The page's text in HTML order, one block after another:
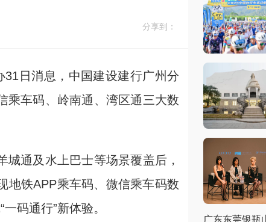
分享到：
日消息，中国建设建行广州分
乘车码、岭南通、湾区通三大数
通及水上巴士等场景覆盖后，
地铁APP乘车码、微信乘车码数
码通行”新体验。
广东东莞银瓶